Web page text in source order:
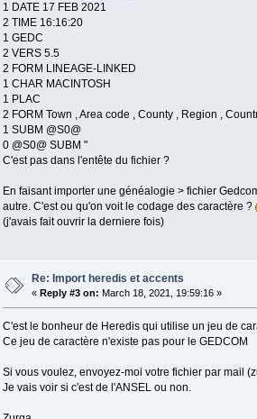
1 DATE 17 FEB 2021
2 TIME 16:16:20
1 GEDC
2 VERS 5.5
2 FORM LINEAGE-LINKED
1 CHAR MACINTOSH
1 PLAC
2 FORM Town , Area code , County , Region ,
1 SUBM @S0@
0 @S0@ SUBM "
C'est pas dans l'entête du fichier ?
En faisant importer une généalogie > fichier
autre. C'est ou qu'on voit le codage des caractère ?
(j'avais fait ouvrir la derniere fois)
Re: Import heredis et accents
« Reply #3 on: March 18, 2021, 19:59:16 »
C'est le bonheur de Heredis qui utilise un jeu de
Ce jeu de caractère n'existe pas pour le GEDCOM
Si vous voulez, envoyez-moi votre fichier par mail
Je vais voir si c'est de l'ANSEL ou non.